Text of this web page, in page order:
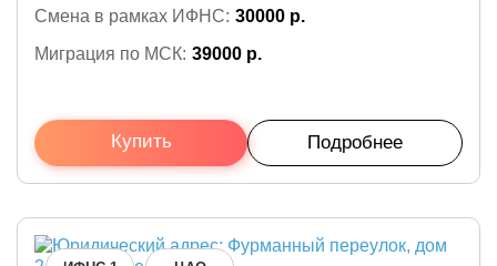
Смена в рамках ИФНС: 30000 р.
Миграция по МСК: 39000 р.
Купить Подробнее